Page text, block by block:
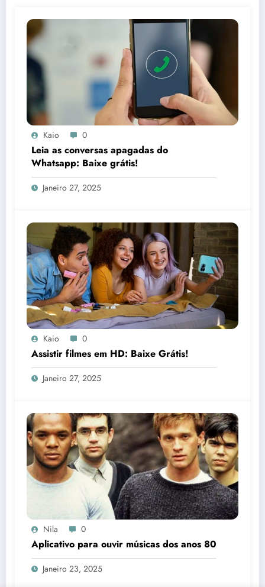
Kaio 0
Leia as conversas apagadas do
Whatsapp: Baixe grátis!
Janeiro 27, 2025
Kaio 0
Assistir filmes em HD: Baixe Grátis!
Janeiro 27, 2025
Nila 0
Aplicativo para ouvir músicas dos anos 80
Janeiro 23, 2025